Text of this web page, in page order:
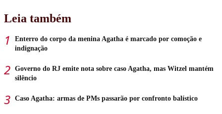
Leia também
Enterro do corpo da menina Agatha é marcado por comoção e
indignação
Governo do RJ emite nota sobre caso Agatha, mas Witzel mantém
silêncio
Caso Agatha: armas de PMs passarão por confronto balístico